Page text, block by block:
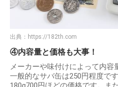
出典： https://182th.com
④内容量と価格も大事！
メーカーや味付けによって内容
一般的なサバ缶は250円程度で